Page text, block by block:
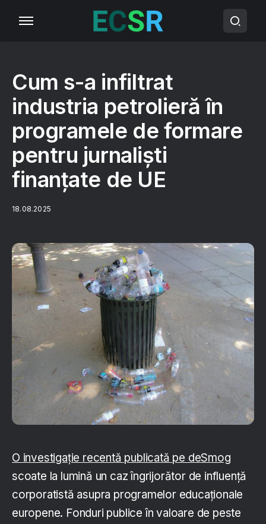
Cum s-a infiltrat
industria petrolieră în
programele de formare
pentru jurnaliști
finanțate de UE
18.08.2025
O investigație recentă publicată pe deSmog
scoate la lumină un caz îngrijorător de influență
corporatistă asupra programelor educaționale
europene. Fonduri publice în valoare de peste